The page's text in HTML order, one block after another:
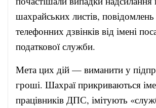
шахрайських листів, повідомлень
телефонних дзвінків від імені
податкової служби.
Мета цих дій — виманити у
гроші. Шахраї прикриваються
працівників ДПС, імітують